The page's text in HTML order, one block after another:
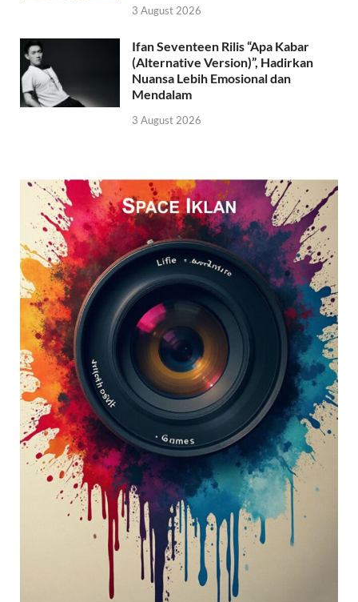
3 August 2026
Ifan Seventeen Rilis “Apa Kabar
(Alternative Version)”, Hadirkan
Nuansa Lebih Emosional dan
Mendalam
3 August 2026